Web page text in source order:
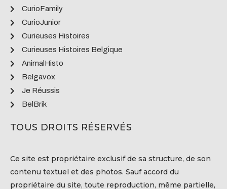
CurioFamily
CurioJunior
Curieuses Histoires
Curieuses Histoires Belgique
AnimalHisto
Belgavox
Je Réussis
BelBrik
TOUS DROITS RÉSERVÉS
Ce site est propriétaire exclusif de sa structure, de son
contenu textuel et des photos. Sauf accord du
propriétaire du site, toute reproduction, même partielle,